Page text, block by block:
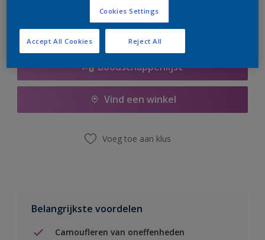
Boodschappenlijst
Vind een winkel
Voeg toe aan klus
Belangrijkste voordelen
Camoufleren van oneffenheden
Cookies Settings
Reject All
Accept All Cookies